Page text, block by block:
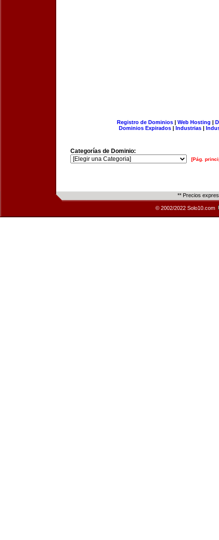
Registro de Dominios| Web Hosting |
Dominios Expirados | Industrias |
Categorías de Dominio:
[Pág.
** Precios
© 2002/2022 Solo10.com